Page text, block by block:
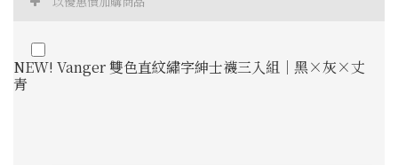
NEW! Vanger 雙色直紋繡字紳士襪三入組｜黑×灰×丈
青